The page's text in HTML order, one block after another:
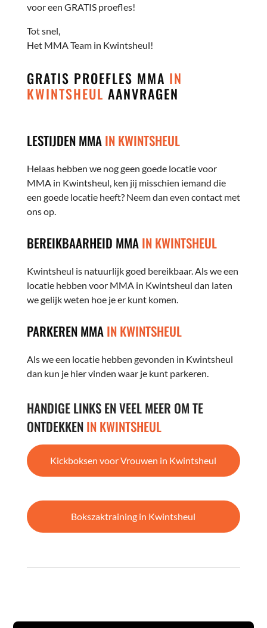
voor een GRATIS proefles!
Tot snel,
Het MMA Team in Kwintsheul!
GRATIS PROEFLES MMA IN
KWINTSHEUL AANVRAGEN
LESTIJDEN MMAIN KWINTSHEUL
Helaas hebben we nog geen goede locatie voor
MMA in Kwintsheul, ken jij misschien iemand die
een goede locatie heeft? Neem dan even contact met
ons op.
BEREIKBAARHEID MMAIN KWINTSHEUL
Kwintsheul is natuurlijk goed bereikbaar. Als we een
locatie hebben voor MMA in Kwintsheul dan laten
we gelijk weten hoe je er kunt komen.
PARKEREN MMAIN KWINTSHEUL
Als we een locatie hebben gevonden in Kwintsheul
dan kun je hier vinden waar je kunt parkeren.
HANDIGE LINKS EN VEEL MEER OM TE
ONTDEKKENIN KWINTSHEUL
Kickboksen voor Vrouwen in Kwintsheul
Bokszaktraining in Kwintsheul